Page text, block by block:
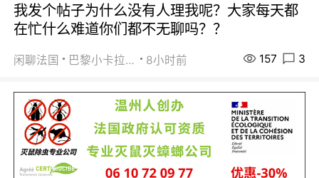
我发个帖子为什么没有人理我呢？大家每天都
在忙什么难道你们都不无聊吗？？
闲聊法国 巴黎小卡拉咪 8小时前 157 3